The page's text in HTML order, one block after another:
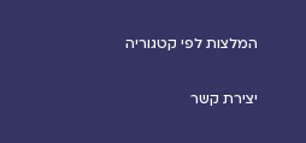
המלצות לפי קטגוריה
יצירת קשר